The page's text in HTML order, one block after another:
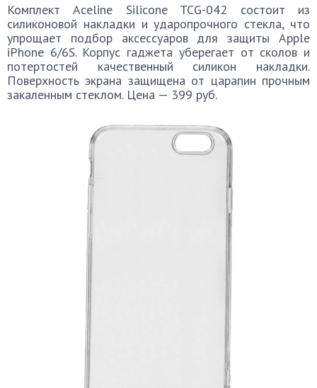
Комплект Aceline Silicone TCG-042 состоит из
силиконовой накладки и ударопрочного стекла, что
упрощает подбор аксессуаров для защиты Apple
iPhone 6/6S. Корпус гаджета уберегает от сколов и
потертостей качественный силикон накладки.
Поверхность экрана защищена от царапин прочным
закаленным стеклом. Цена — 399 руб.